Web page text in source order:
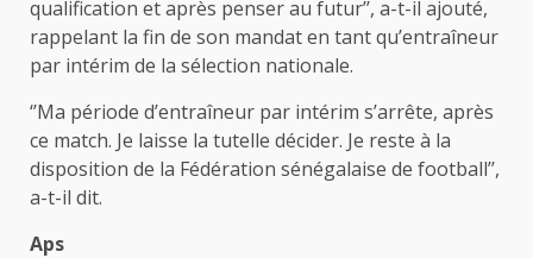
qualification et après penser au futur’’, a-t-il ajouté,
rappelant la fin de son mandat en tant qu’entraîneur
par intérim de la sélection nationale.
‘’Ma période d’entraîneur par intérim s’arrête, après
ce match. Je laisse la tutelle décider. Je reste à la
disposition de la Fédération sénégalaise de football’’,
a-t-il dit.
Aps